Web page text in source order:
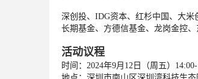
深创投、 IDG资本、红杉中国、大米
长期基金、方德信基金、龙岗金控、
活动议程
时间：2024年9月12日（周五）